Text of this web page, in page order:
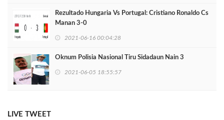
Rezultado Hungaria Vs Portugal: Cristiano Ronaldo Cs
Manan 3-0
2021-06-16 00:04:28
Oknum Polisia Nasional Tiru Sidadaun Nain 3
2021-06-05 18:55:57
LIVE TWEET